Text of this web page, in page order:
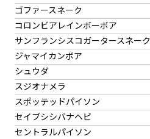
ゴファースネーク
コロンビアレインボーボア
サンフランシスコガータースネーク
ジャマイカンボア
シュウダ
スジオナメラ
スポッテッドパイソン
セイブシシバナヘビ
セントラルパイソン